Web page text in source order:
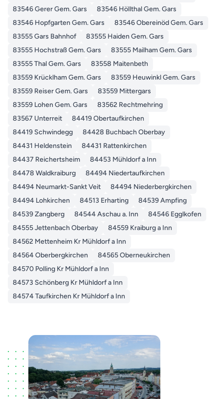
83546 Gerer Gem. Gars
83546 Höllthal Gem. Gars
83546 Hopfgarten Gem. Gars
83546 Obereinöd Gem. Gars
83555 Gars Bahnhof
83555 Haiden Gem. Gars
83555 Hochstraß Gem. Gars
83555 Mailham Gem. Gars
83555 Thal Gem. Gars
83558 Maitenbeth
83559 Krücklham Gem. Gars
83559 Heuwinkl Gem. Gars
83559 Reiser Gem. Gars
83559 Mittergars
83559 Lohen Gem. Gars
83562 Rechtmehring
83567 Unterreit
84419 Obertaufkirchen
84419 Schwindegg
84428 Buchbach Oberbay
84431 Heldenstein
84431 Rattenkirchen
84437 Reichertsheim
84453 Mühldorf a Inn
84478 Waldkraiburg
84494 Niedertaufkirchen
84494 Neumarkt-Sankt Veit
84494 Niederbergkirchen
84494 Lohkirchen
84513 Erharting
84539 Ampfing
84539 Zangberg
84544 Aschau a. Inn
84546 Egglkofen
84555 Jettenbach Oberbay
84559 Kraiburg a Inn
84562 Mettenheim Kr Mühldorf a Inn
84564 Oberbergkirchen
84565 Oberneukirchen
84570 Polling Kr Mühldorf a Inn
84573 Schönberg Kr Mühldorf a Inn
84574 Taufkirchen Kr Mühldorf a Inn